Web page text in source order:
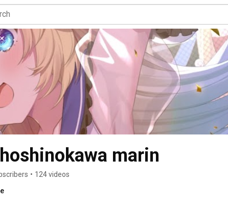
marin
• 124 videos